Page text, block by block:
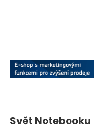
Svět Notebooku